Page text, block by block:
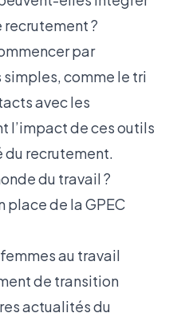
recrutement ?
par
comme le tri
avec les
l’impact de ces outils
du recrutement.
du travail ?
place de la GPEC
au travail
de transition
actualités du